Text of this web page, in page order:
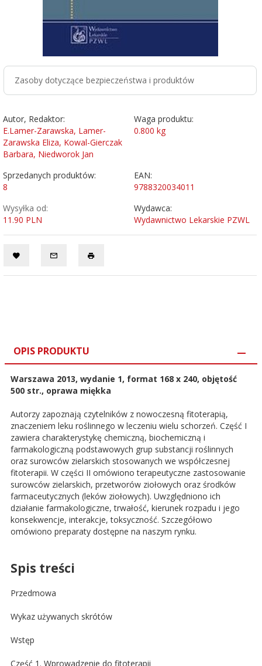
Zasoby dotyczące bezpieczeństwa i produktów
Autor, Redaktor:
E.Lamer-Zarawska, Lamer-
Zarawska Eliza, Kowal-Gierczak
Barbara, Niedworok Jan
Waga produktu:
0.800 kg
Sprzedanych produktów:
8
EAN:
9788320034011
Wysyłka od:
11.90 PLN
Wydawca:
Wydawnictwo Lekarskie PZWL
OPIS PRODUKTU
Warszawa 2013, wydanie 1, format 168 x 240, objętość
500 str., oprawa miękka
Autorzy zapoznają czytelników z nowoczesną fitoterapią,
znaczeniem leku roślinnego w leczeniu wielu schorzeń. Część I
zawiera charakterystykę chemiczną, biochemiczną i
farmakologiczną podstawowych grup substancji roślinnych
oraz surowców zielarskich stosowanych we współczesnej
fitoterapii. W części II omówiono terapeutyczne zastosowanie
surowców zielarskich, przetworów ziołowych oraz środków
farmaceutycznych (leków ziołowych). Uwzględniono ich
działanie farmakologiczne, trwałość, kierunek rozpadu i jego
konsekwencje, interakcje, toksyczność. Szczegółowo
omówiono preparaty dostępne na naszym rynku.
Spis treści
Przedmowa
Wykaz używanych skrótów
Wstęp
Część 1. Wprowadzenie do fitoterapii